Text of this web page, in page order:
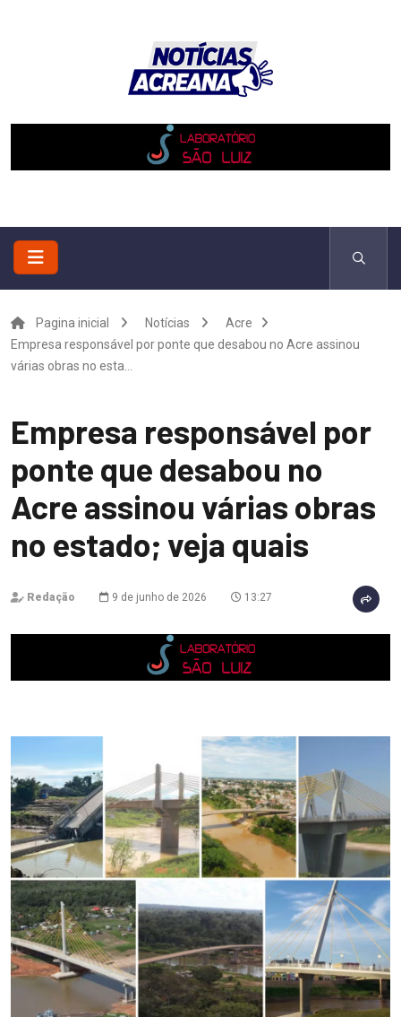
Pagina inicial Notícias
Acre
Empresa responsável por ponte que desabou no Acre assinou
várias obras no esta...
Empresa responsável por
ponte que desabou no
Acre assinou várias obras
no estado; veja quais
Redação 9 de junho de 2026 13:27